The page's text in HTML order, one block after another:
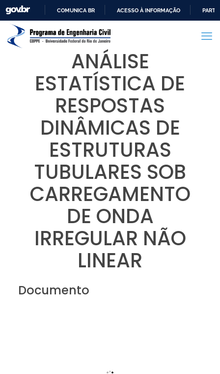
PARA
CONTEÚDO
COMUNICA BR ACESSO À INFORMAÇÃO
ANÁLISE
ESTATÍSTICA DE
RESPOSTAS
DINÂMICAS DE
ESTRUTURAS
TUBULARES SOB
CARREGAMENTO
DE ONDA
IRREGULAR NÃO
LINEAR
Documento